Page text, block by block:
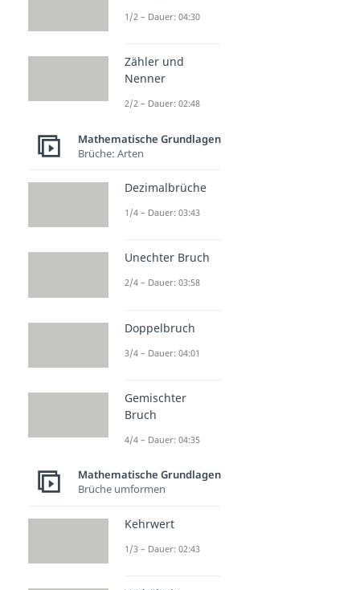
1/2 – Dauer: 04:30
Zähler und
Nenner
2/2 – Dauer: 02:48
Mathematische Grundlagen
Brüche: Arten
Dezimalbrüche
1/4 – Dauer: 03:43
Unechter Bruch
2/4 – Dauer: 03:58
Doppelbruch
3/4 – Dauer: 04:01
Gemischter
Bruch
4/4 – Dauer: 04:35
Mathematische Grundlagen
Brüche umformen
Kehrwert
1/3 – Dauer: 02:43